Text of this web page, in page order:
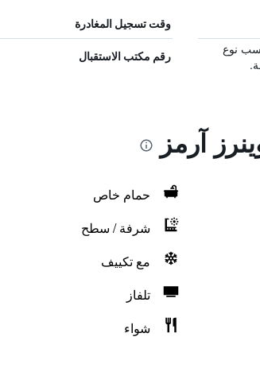
وقت تسجيل المغادرة
نوع
رقم مكتب الاستقبال
آرمز
حمام خاص
شرفة / سطح
مع تكييف
تلفاز
شواء